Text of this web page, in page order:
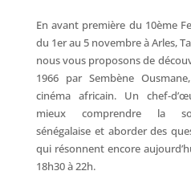
En avant première du 10ème
du 1er au 5 novembre à Arles,
nous vous proposons de
1966 par Sembène
cinéma africain. Un chef-
mieux comprendre la
sénégalaise et aborder des
qui résonnent encore
18h30 à 22h.